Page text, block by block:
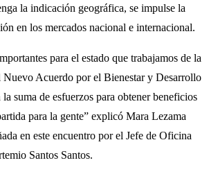
la indicación geográfica, se impulse la
en los mercados nacional e internacional.
para el estado que trabajamos de la
Nuevo Acuerdo por el Bienestar y Desarrollo
suma de esfuerzos para obtener beneficios
para la gente” explicó Mara Lezama
en este encuentro por el Jefe de Oficina
Santos Santos.